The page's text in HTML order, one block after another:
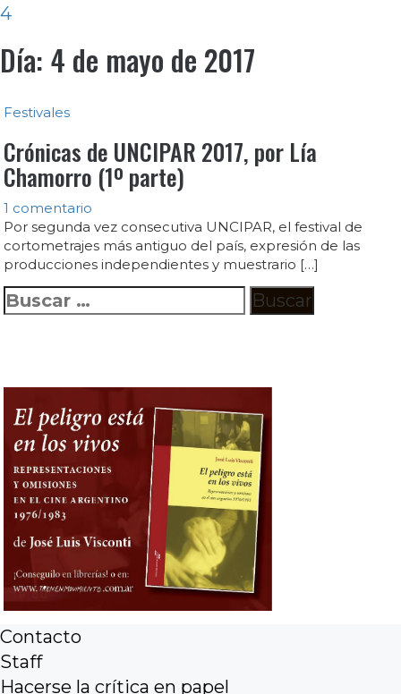
4
Día: 4 de mayo de 2017
Festivales
Crónicas de UNCIPAR 2017, por Lía
Chamorro (1º parte)
1 comentario
Por segunda vez consecutiva UNCIPAR, el festival de
cortometrajes más antiguo del país, expresión de las
producciones independientes y muestrario […]
Buscar:
Contacto
Staff
Hacerse la crítica en papel